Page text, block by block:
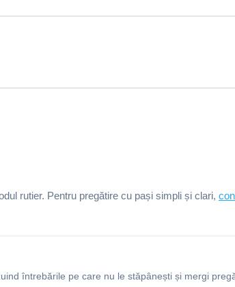
rutier. Pentru pregătire cu pași simpli și clari,
întrebările pe care nu le stăpânești și mergi